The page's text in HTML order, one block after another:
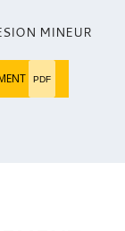
MINEUR
PDF